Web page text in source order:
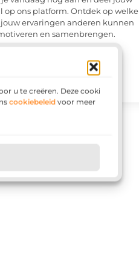
u te creëren. Deze cookies
cookiebeleid voor meer
op ons platform. Ontdek op welke
ervaringen anderen kunnen
en samenbrengen.